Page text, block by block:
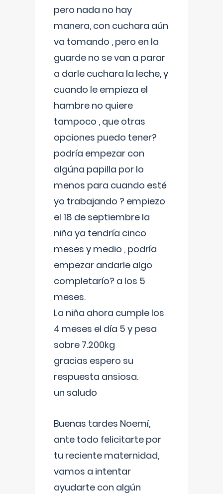
pero nada no hay
manera, con cuchara aún
va tomando , pero en la
guarde no se van a parar
a darle cuchara la leche, y
cuando le empieza el
hambre no quiere
tampoco , que otras
opciones puedo tener?
podría empezar con
algúna papilla por lo
menos para cuando esté
yo trabajando ? empiezo
el 18 de septiembre la
niña ya tendría cinco
meses y medio , podría
empezar andarle algo
completarío? a los 5
meses.
La niña ahora cumple los
4 meses el día 5 y pesa
sobre 7.200kg
gracias espero su
respuesta ansiosa.
un saludo
Buenas tardes Noemí,
ante todo felicitarte por
tu reciente maternidad,
vamos a intentar
ayudarte con algún